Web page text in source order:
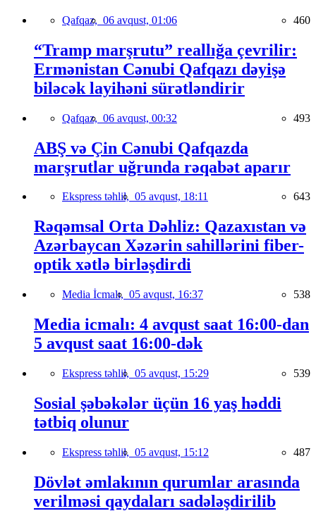
Qafqaz, 06 avqust, 01:06 460
“Tramp marşrutu” reallığa çevrilir:
Ermənistan Cənubi Qafqazı dəyişə
biləcək layihəni sürətləndirir
Qafqaz, 06 avqust, 00:32 493
ABŞ və Çin Cənubi Qafqazda
marşrutlar uğrunda rəqabət aparır
Ekspress təhlil, 05 avqust, 18:11 643
Rəqəmsal Orta Dəhliz: Qazaxıstan və
Azərbaycan Xəzərin sahillərini fiber-
optik xətlə birləşdirdi
Media İcmalı, 05 avqust, 16:37 538
Media icmalı: 4 avqust saat 16:00-dan
5 avqust saat 16:00-dək
Ekspress təhlil, 05 avqust, 15:29 539
Sosial şəbəkələr üçün 16 yaş həddi
tətbiq olunur
Ekspress təhlil, 05 avqust, 15:12 487
Dövlət əmlakının qurumlar arasında
verilməsi qaydaları sadələşdirilib